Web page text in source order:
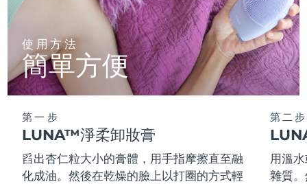
使用方法
簡單方便
第一步
LUNA™淨柔卸妝膏
舀出杏仁粒大小的膏體，用手指摩擦直至融
化成油。然後在乾燥的臉上以打圈的方式輕
第二步
用溫
雜質